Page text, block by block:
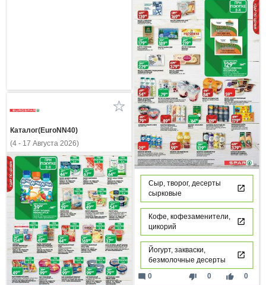
Сыр, творог, десерты
сырковые
Кофе, кофезаменители,
цикорий
Йогурт, закваски,
безмолочные десерты
thumb_down 0 thumb_up 0
mode_comment 0
Каталог(EuroNN40)
(4 - 17 Августа 2026)